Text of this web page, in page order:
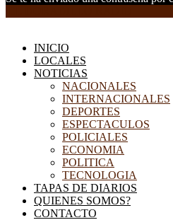
INICIO
LOCALES
NOTICIAS
NACIONALES
INTERNACIONALES
DEPORTES
ESPECTACULOS
POLICIALES
ECONOMIA
POLITICA
TECNOLOGIA
TAPAS DE DIARIOS
QUIENES SOMOS?
CONTACTO